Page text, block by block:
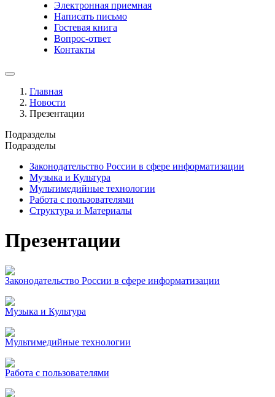
Электронная приемная
Написать письмо
Гостевая книга
Вопрос-ответ
Контакты
Главная
Новости
Презентации
Подразделы
Подразделы
Законодательство России в сфере информатизации
Музыка и Культура
Мультимедийные технологии
Работа с пользователями
Структура и Материалы
Презентации
Законодательство России в сфере информатизации
Музыка и Культура
Мультимедийные технологии
Работа с пользователями